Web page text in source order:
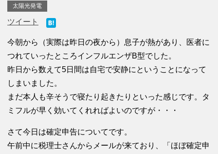
太陽光発電
ツイート
今朝から（実際は昨日の夜から）息子が熱があり、医者に
つれていったところインフルエンザB型でした。
昨日から数えて5日間は自宅で安静にということになって
しまいました。
まだ本人も辛そうで寝たり起きたりといった感じです。タ
ミフルが早く効いてくれればよいのですが・・・
さて今日は確定申告についてです。
午前中に税理士さんからメールが来ており、「ほぼ確定申